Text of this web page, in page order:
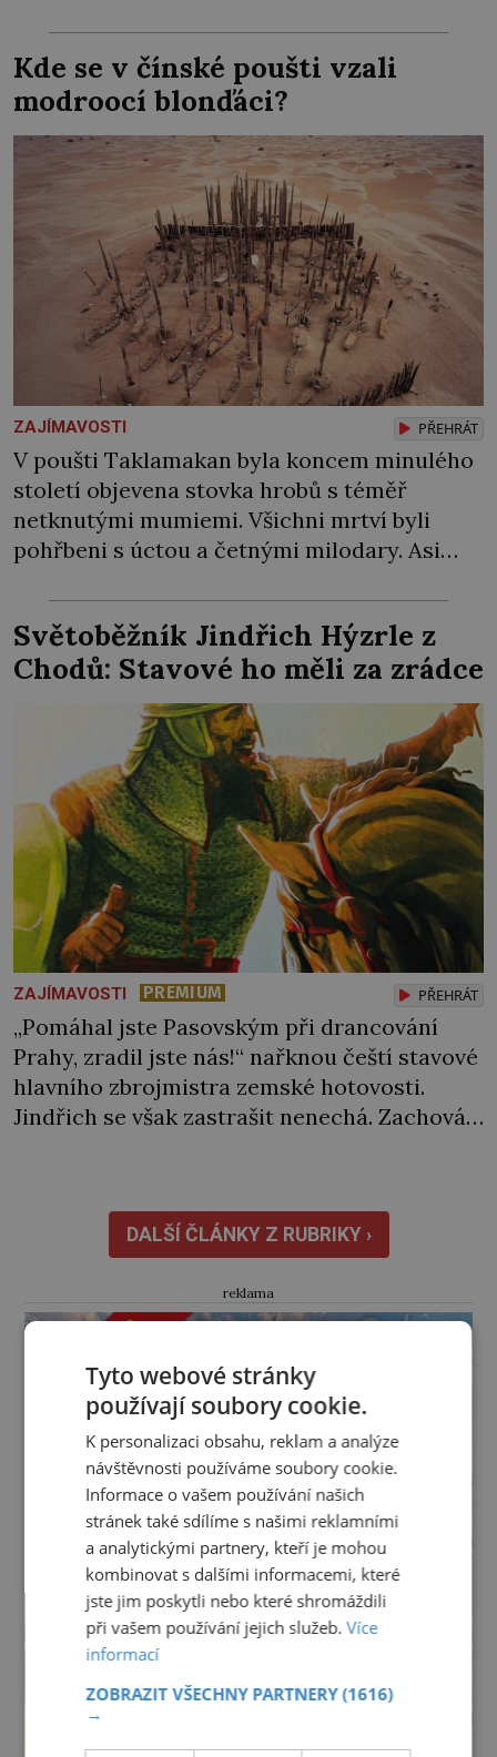
Zraněná žena pár dní nato umírá. Je to muž
nebývale krutý. Jeho činy budí hrůzu ještě
dlouho po jeho smrti […]
Kde se v čínské poušti vzali
modroocí blonďáci?
ZAJÍMAVOSTI PŘEHRÁT
V poušti Taklamakan byla koncem minulého
století objevena stovka hrobů s téměř
netknutými mumiemi. Všichni mrtví byli
pohřbeni s úctou a četnými milodary. Asi
chlapečka s modrou filcovou čapkou, z níž se
draly blonďaté vlásky. Fakt, že jsou těla
dávných lidí nesmírně dobře zachovalá,
přičítají odborníci zdejším klimatickým
podmínkám. Sucho, prosolené písky a
extrémně […]
Světoběžník Jindřich Hýzrle z
Chodů: Stavové ho měli za zrádce
ZAJÍMAVOSTI PREMIUM PŘEHRÁT
„Pomáhal jste Pasovským při drancování
Prahy, zradil jste nás!“ nařknou čeští stavové
hlavního zbrojmistra zemské hotovosti.
Jindřich se však zastrašit nenechá. Zachová
stačily! Škola pro něj není. Jindřich Michal
Hýzrle z Chodů (1575–1665) se v ní nudí. 10letý
chlapec chce procestovat […]
DALŠÍ ČLÁNKY Z RUBRIKY ›
reklama
Tyto webové stránky
používají soubory cookie.
K personalizaci obsahu, reklam a analýze
návštěvnosti používáme soubory cookie.
Informace o vašem používání našich
stránek také sdílíme s našimi reklamními
a analytickými partnery, kteří je mohou
kombinovat s dalšími informacemi, které
jste jim poskytli nebo které shromáždili
při vašem používání jejich služeb.Více
informací
ZOBRAZIT VŠECHNY PARTNERY(1616)
→